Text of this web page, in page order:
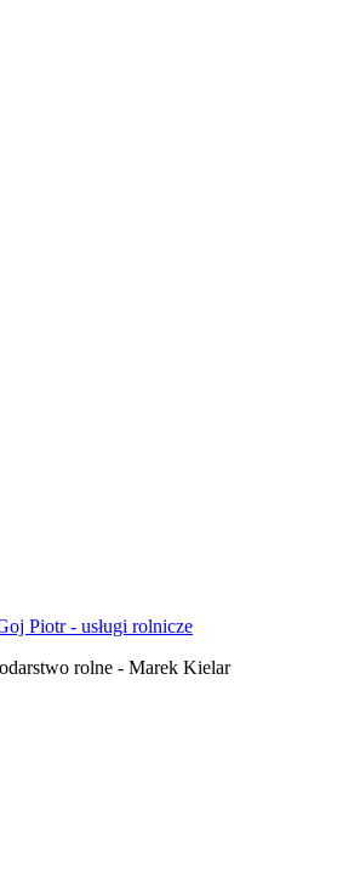
Piotr - usługi rolnicze
rolne - Marek Kielar